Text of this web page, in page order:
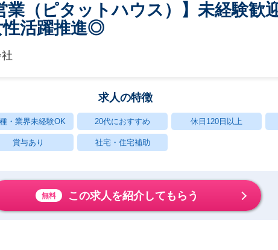
業（ピタットハウス）】未経験歓
性活躍推進◎
求人の特徴
・業界未経験OK 20代におすすめ 休日120日以上
賞与あり 社宅・住宅補助
無料 この求人を紹介してもらう